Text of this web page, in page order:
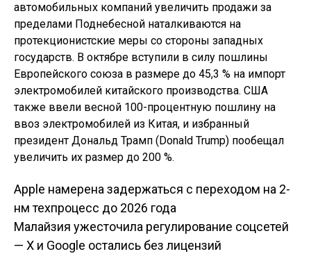
автомобильных компаний увеличить продажи за
пределами Поднебесной наталкиваются на
протекционистские меры со стороны западных
государств. В октябре вступили в силу пошлины
Европейского союза в размере до 45,3 % на импорт
электромобилей китайского производства. США
также ввели весной 100-процентную пошлину на
ввоз электромобилей из Китая, и избранный
президент Дональд Трамп (Donald Trump) пообещал
увеличить их размер до 200 %.
Навигация по
записям
Apple намерена задержаться с переходом на 2-
нм техпроцесс до 2026 года
Малайзия ужесточила регулирование соцсетей
— X и Google остались без лицензий